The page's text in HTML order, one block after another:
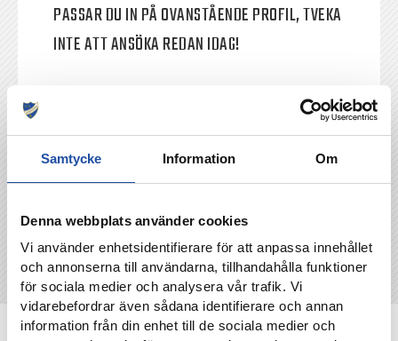
Samtycke Information Om
Denna webbplats använder cookies
Vi använder enhetsidentifierare för att anpassa innehållet
och annonserna till användarna, tillhandahålla funktioner
för sociala medier och analysera vår trafik. Vi
vidarebefordrar även sådana identifierare och annan
information från din enhet till de sociala medier och
PASSAR DU IN PÅ OVANSTÅENDE PROFIL, TVEKA
INTE ATT ANSÖKA REDAN IDAG!